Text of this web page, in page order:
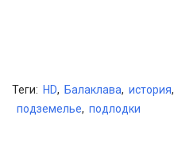
Теги: HD, Балаклава, история,
подземелье, подлодки